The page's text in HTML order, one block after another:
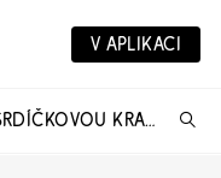
V APLIKACI
VYZTUŽENÁ PODPRSENKA SE SRDÍČKOVOU KRAJKOU